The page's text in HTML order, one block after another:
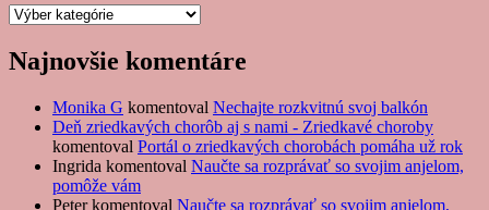
Kategórie
Najnovšie komentáre
Monika G komentoval Nechajte rozkvitnú svoj balkón
Deň zriedkavých chorôb aj s nami - Zriedkavé choroby
komentoval Portál o zriedkavých chorobách pomáha už rok
Ingrida komentoval Naučte sa rozprávať so svojim anjelom,
pomôže vám
Peterkomentoval Naučte sa rozprávať so svojim anjelom,